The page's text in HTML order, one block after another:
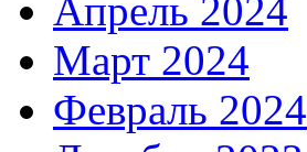
Апрель 2024
Март 2024
Февраль 2024